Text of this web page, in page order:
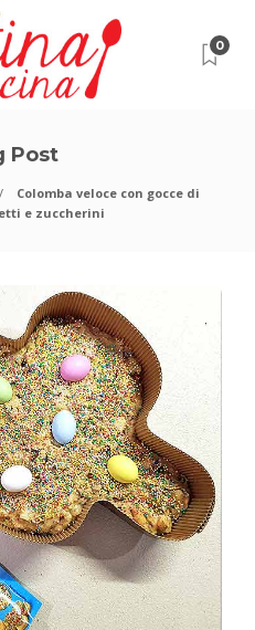
0
Post
Colomba veloce con gocce di
e zuccherini